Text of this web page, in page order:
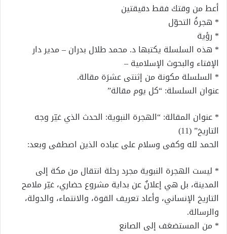
أعط من وقتك فقط دقيقتين
* هجرةُ التحوّل
* رؤية
* هذه السلسلة يكتبها د. محمد طلال بدران – مدير دار
الإفتاء والبحوث الإسلامية –
* السلسلة مكونة من إثنتى عشرَة مقالة.
عنوان السلسلة: “كل يوم مقالة”
* عنوان المقالة: “الهجرة النبوية: الحدث الذي غيّر وجه
التاريخ” (11)
الحمد لله وكفى وسلام على عباده الذين اصطفى وبعد:
* ليست الهجرة النبوية مجرد رحلة انتقال من مكة إلى
المدينة، بل هي إعلانٌ عن بداية مشروع حضاري، غيّر ملامح
التاريخ الإنساني، وأعاد تعريف القوة، والانتماء، والدولة،
والرسالة.
* من المستضعَف إلى الصانع